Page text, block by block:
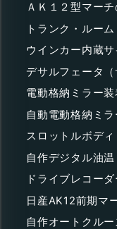
ＡＫ１２型マー
トランク・ルー
ウインカー内蔵
デサルフェータ
電動格納ミラー装
自動電動格納ミ
スロットルボデ
自作デジタル油
ドライブレコーダ
日産AK12前期マ
自作オートクルー